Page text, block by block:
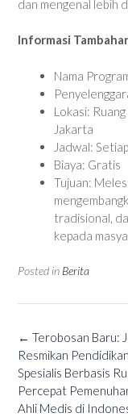
dan mengenal lebih
Informasi
Nama
Lokasi:
Jakarta
Jadwal:
Biaya: Gratis
Tujuan:
tradisional,
kepada
Posted in Berita
Post
navigation
← Terobosan Baru:
Resmikan
Spesialis Berbasis
Percepat
Ahli Medis di